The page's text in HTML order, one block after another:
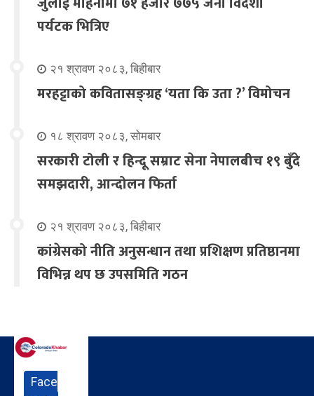
पर्यटक भित्रिए
२१ श्रावण २०८३, बिहीबार
मरहट्टाको कवितासङ्ग्रह ‘यता कि उता ?’ विमोचन
१८ श्रावण २०८३, सोमबार
सरकारी टोली र हिन्दू सम्राट सेना नेपालबीच १९ बुँदे
समझदारी, आन्दोलन फिर्ता
२१ श्रावण २०८३, बिहीबार
कांग्रेसको नीति अनुसन्धान तथा प्रशिक्षण प्रतिष्ठानमा
विभिन्न थप छ उपसमिति गठन
Face